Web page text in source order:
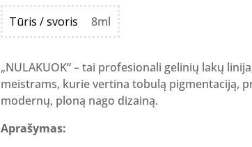
was:
11.90 €.
is:
8.33 €.
Tūris / svoris 8ml
„NULAKUOK“ – tai profesionali gelinių lakų
meistrams, kurie vertina tobulą pigmentaciją,
modernų, ploną nago dizainą.
Aprašymas: